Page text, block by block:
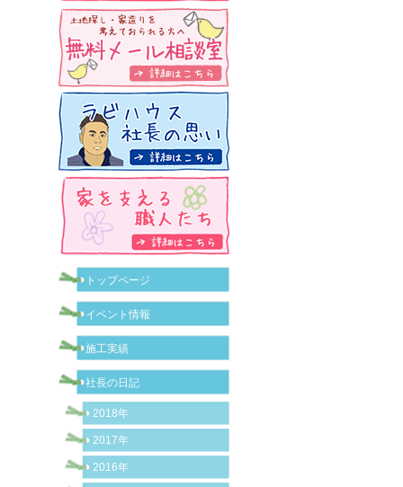
トップページ
イベント情報
施工実績
社長の日記
2018年
2017年
2016年